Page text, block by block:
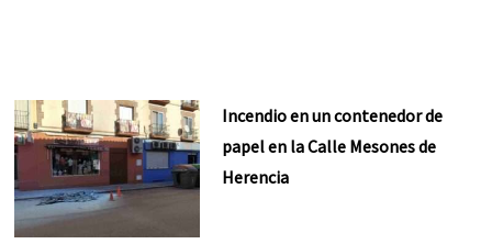
Incendio en un contenedor de
papel en la Calle Mesones de
Herencia